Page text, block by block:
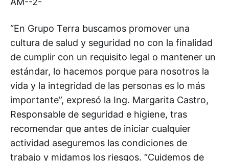
“En Grupo Terra buscamos promover una
cultura de salud y seguridad no con la finalidad
de cumplir con un requisito legal o mantener un
estándar, lo hacemos porque para nosotros la
vida y la integridad de las personas es lo más
importante”, expresó la Ing. Margarita Castro,
Responsable de seguridad e higiene, tras
recomendar que antes de iniciar cualquier
actividad aseguremos las condiciones de
trabajo y midamos los riesgos. “Cuidemos de